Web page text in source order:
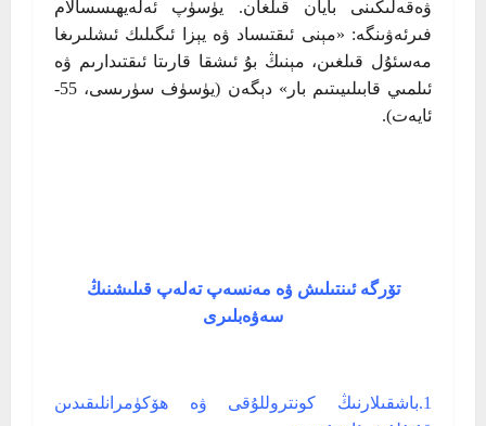
ۋەقەلىكىنى بايان قىلغان. يۈسۈپ ئەلەيھىسسالام
فىرئەۋىنگە: «مېنى ئىقتىساد ۋە يېزا ئىگىلىك ئىشلىرىغا
مەسئۇل قىلغىن، مېنىڭ بۇ ئىشقا قارىتا ئىقتىدارىم ۋە
ئىلمىي قابىلىيىتىم بار» دېگەن (يۈسۈف سۈرىسى، 55-
ئايەت).
تۆرگە ئىنتىلىش ۋە مەنسەپ تەلەپ قىلىشنىڭ
سەۋەبلىرى
1.باشقىلارنىڭ كونتروللۇقى ۋە ھۆكۈمرانلىقىدىن